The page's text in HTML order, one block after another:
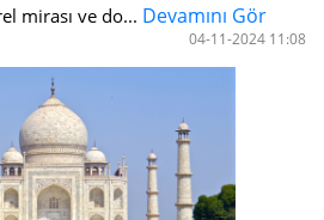
mirası ve do... Devamını Gör
04-11-2024 11:08